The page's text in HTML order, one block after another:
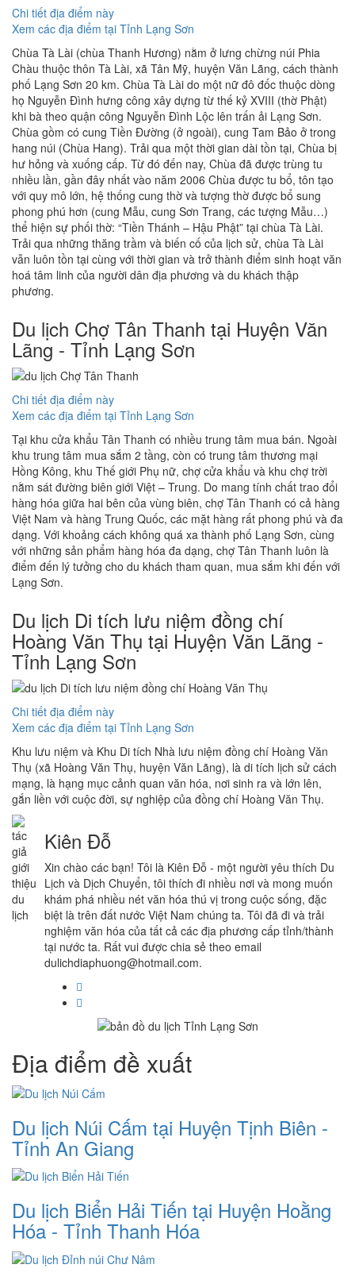
Chi tiết địa điểm này
Xem các địa điểm tại Tỉnh Lạng Sơn
Chùa Tà Lài (chùa Thanh Hương) nằm ở lưng chừng núi Phia
Chàu thuộc thôn Tà Lài, xã Tân Mỹ, huyện Văn Lãng, cách thành
phố Lạng Sơn 20 km. Chùa Tà Lài do một nữ đô đốc thuộc dòng
họ Nguyễn Đình hưng công xây dựng từ thế kỷ XVIII (thờ Phật)
khi bà theo quận công Nguyễn Đình Lộc lên trấn ải Lạng Sơn.
Chùa gồm có cung Tiền Đường (ở ngoài), cung Tam Bảo ở trong
hang núi (Chùa Hang). Trải qua một thời gian dài tồn tại, Chùa bị
hư hỏng và xuống cấp. Từ đó đến nay, Chùa đã được trùng tu
nhiều lần, gần đây nhất vào năm 2006 Chùa được tu bổ, tôn tạo
với quy mô lớn, hệ thống cung thờ và tượng thờ được bổ sung
phong phú hơn (cung Mẫu, cung Sơn Trang, các tượng Mẫu…)
thể hiện sự phối thờ: “Tiền Thánh – Hậu Phật” tại chùa Tà Lài.
Trải qua những thăng trầm và biến cố của lịch sử, chùa Tà Lài
vẫn luôn tồn tại cùng với thời gian và trở thành điểm sinh hoạt văn
hoá tâm linh của người dân địa phương và du khách thập
phương.
Du lịch Chợ Tân Thanh tại Huyện Văn
Lãng - Tỉnh Lạng Sơn
Chi tiết địa điểm này
Xem các địa điểm tại Tỉnh Lạng Sơn
Tại khu cửa khẩu Tân Thanh có nhiều trung tâm mua bán. Ngoài
khu trung tâm mua sắm 2 tầng, còn có trung tâm thương mại
Hồng Kông, khu Thế giới Phụ nữ, chợ cửa khẩu và khu chợ trời
nằm sát đường biên giới Việt – Trung. Do mang tính chất trao đổi
hàng hóa giữa hai bên của vùng biên, chợ Tân Thanh có cả hàng
Việt Nam và hàng Trung Quốc, các mặt hàng rất phong phú và đa
dạng. Với khoảng cách không quá xa thành phố Lạng Sơn, cùng
với những sản phẩm hàng hóa đa dạng, chợ Tân Thanh luôn là
điểm đến lý tưởng cho du khách tham quan, mua sắm khi đến với
Lạng Sơn.
Du lịch Di tích lưu niệm đồng chí
Hoàng Văn Thụ tại Huyện Văn Lãng -
Tỉnh Lạng Sơn
Chi tiết địa điểm này
Xem các địa điểm tại Tỉnh Lạng Sơn
Khu lưu niệm và Khu Di tích Nhà lưu niệm đồng chí Hoàng Văn
Thụ (xã Hoàng Văn Thụ, huyện Văn Lãng), là di tích lịch sử cách
mạng, là hạng mục cảnh quan văn hóa, nơi sinh ra và lớn lên,
gắn liền với cuộc đời, sự nghiệp của đồng chí Hoàng Văn Thụ.
Kiên Đỗ
Xin chào các bạn! Tôi là Kiên Đỗ - một người yêu thích Du
Lịch và Dịch Chuyển, tôi thích đi nhiều nơi và mong muốn
khám phá nhiều nét văn hóa thú vị trong cuộc sống, đặc
biệt là trên đất nước Việt Nam chúng ta. Tôi đã đi và trải
nghiệm văn hóa của tất cả các địa phương cấp tỉnh/thành
tại nước ta. Rất vui được chia sẻ theo email
dulichdiaphuong@hotmail.com.
Địa điểm đề xuất
Du lịch Núi Cấm tại Huyện Tịnh Biên -
Tỉnh An Giang
Du lịch Biển Hải Tiến tại Huyện Hoằng
Hóa - Tỉnh Thanh Hóa